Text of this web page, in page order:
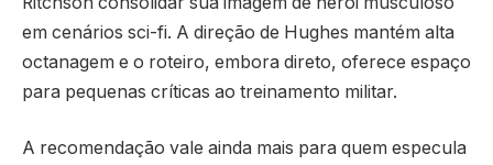
em cenários sci-fi. A direção de Hughes mantém alta
octanagem e o roteiro, embora direto, oferece espaço
para pequenas críticas ao treinamento militar.
A recomendação vale ainda mais para quem especula